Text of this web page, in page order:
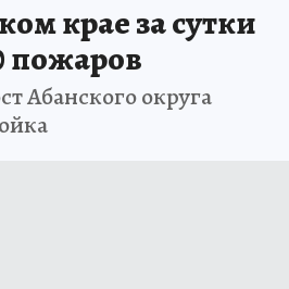
крае за сутки
пожаров
Абанского округа